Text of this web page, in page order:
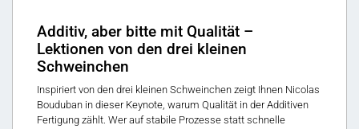
Additiv, aber bitte mit Qualität –
Lektionen von den drei kleinen
Schweinchen
Inspiriert von den drei kleinen Schweinchen zeigt Ihnen Nicolas
Bouduban in dieser Keynote, warum Qualität in der Additiven
Fertigung zählt. Wer auf stabile Prozesse statt schnelle